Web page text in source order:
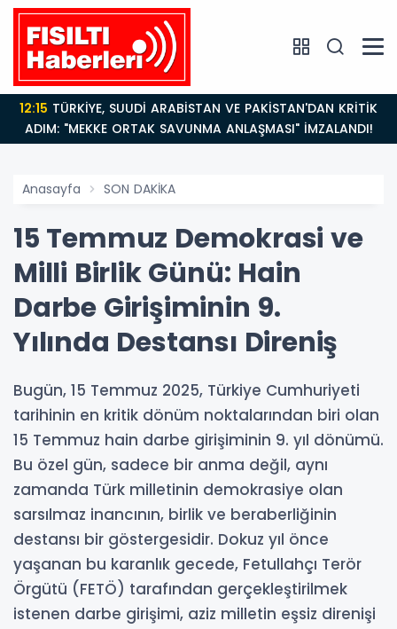
12:15
ADIM: "MEKKE ORTAK SAVUNMA ANLAŞMASI" İMZALANDI!
Anasayfa SON DAKİKA
15 Temmuz Demokrasi ve
Milli Birlik Günü: Hain
Darbe Girişiminin 9.
Yılında Destansı Direniş
Bugün, 15 Temmuz 2025, Türkiye Cumhuriyeti
tarihinin en kritik dönüm noktalarından biri olan
15 Temmuz hain darbe girişiminin 9. yıl dönümü.
Bu özel gün, sadece bir anma değil, aynı
zamanda Türk milletinin demokrasiye olan
sarsılmaz inancının, birlik ve beraberliğinin
destansı bir göstergesidir. Dokuz yıl önce
yaşanan bu karanlık gecede, Fetullahçı Terör
Örgütü (FETÖ) tarafından gerçekleştirilmek
istenen darbe girişimi, aziz milletin eşsiz direnişi